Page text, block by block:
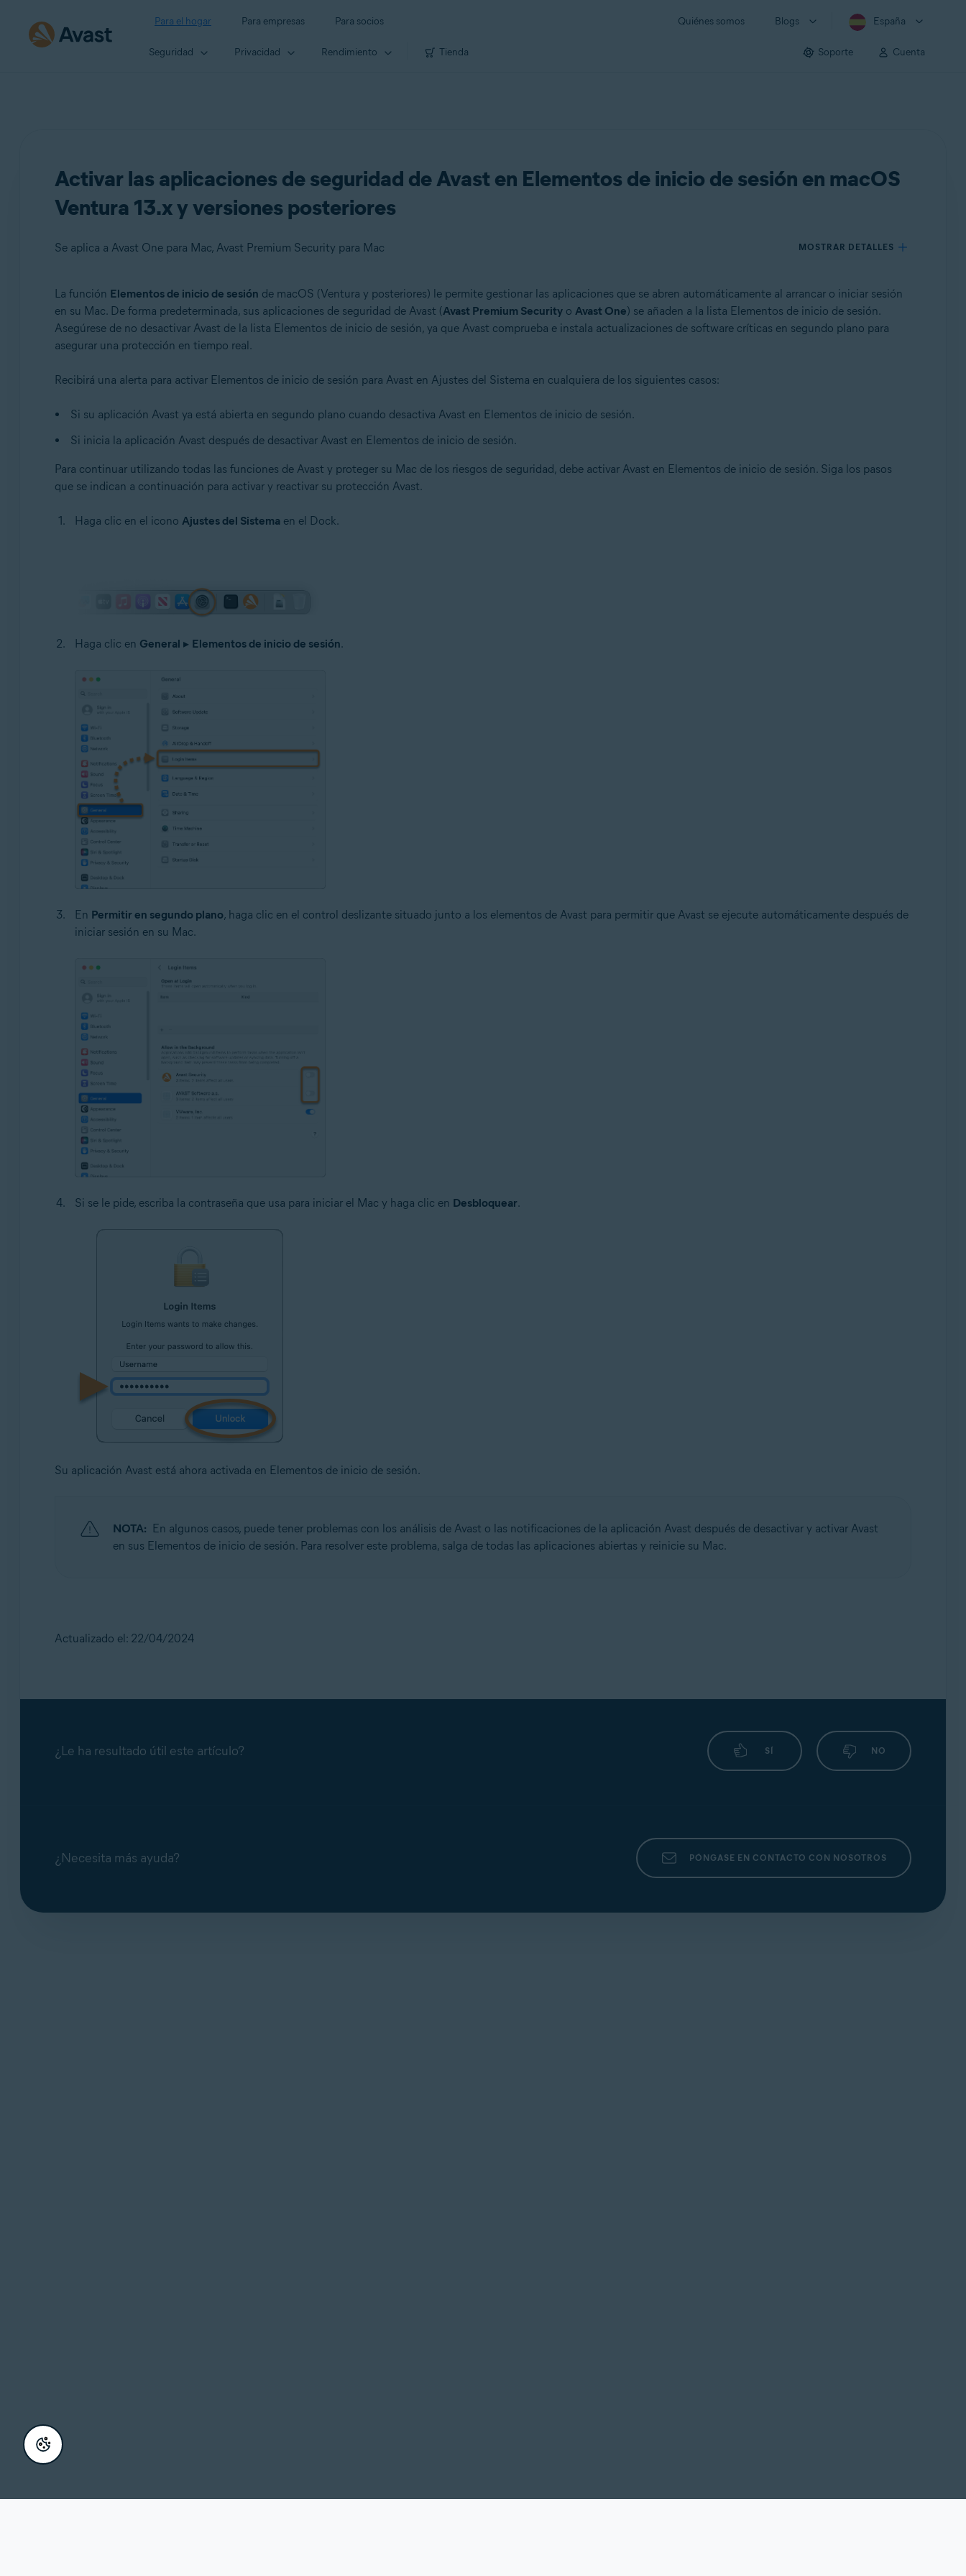
Para el hogar Para empresas Para socios Quiénes somos Blogs España
Seguridad Privacidad Rendimiento Tienda Soporte Cuenta
Activar las aplicaciones de seguridad de Avast en Elementos de inicio de sesión en macOS
Ventura 13.x y versiones posteriores
Se aplica a Avast One para Mac, Avast Premium Security para Mac MOSTRAR DETALLES
Productos:
Avast One 24.x para Mac
Avast Premium Security 24.x para Mac
Sistemas operativos:
Apple macOS 13.x (Ventura)
La función Elementos de inicio de sesión de macOS (Ventura y posteriores) le permite gestionar las aplicaciones que se abren automáticamente al arrancar o iniciar sesión
en su Mac. De forma predeterminada, sus aplicaciones de seguridad de Avast (Avast Premium Securityo Avast One) se añaden a la lista Elementos de inicio de sesión.
Asegúrese de no desactivar Avast de la lista Elementos de inicio de sesión, ya que Avast comprueba e instala actualizaciones de software críticas en segundo plano para
asegurar una protección en tiempo real.
Recibirá una alerta para activar Elementos de inicio de sesión para Avast en Ajustes del Sistema en cualquiera de los siguientes casos:
Si su aplicación Avast ya está abierta en segundo plano cuando desactiva Avast en Elementos de inicio de sesión.
Si inicia la aplicación Avast después de desactivar Avast en Elementos de inicio de sesión.
Para continuar utilizando todas las funciones de Avast y proteger su Mac de los riesgos de seguridad, debe activar Avast en Elementos de inicio de sesión. Siga los pasos
que se indican a continuación para activar y reactivar su protección Avast.
Haga clic en el icono Ajustes del Sistemaen el Dock.
Haga clic en General ▸ Elementos de inicio de sesión.
En Permitir en segundo plano, haga clic en el control deslizante situado junto a los elementos de Avast para permitir que Avast se ejecute automáticamente después de
iniciar sesión en su Mac.
Si se le pide, escriba la contraseña que usa para iniciar el Mac y haga clic en Desbloquear.
Su aplicación Avast está ahora activada en Elementos de inicio de sesión.
NOTA:
En algunos casos, puede tener problemas con los análisis de Avast o las notificaciones de la aplicación Avast después de desactivar y activar Avast
en sus Elementos de inicio de sesión. Para resolver este problema, salga de todas las aplicaciones abiertas y reinicie su Mac.
Actualizado el: 22/04/2024
¿Le ha resultado útil este artículo? SÍ NO
¿Necesita más ayuda? PÓNGASE EN CONTACTO CON NOSOTROS